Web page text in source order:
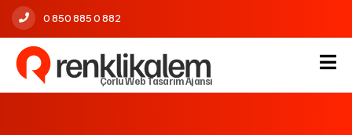
0 850 885 0 882
Çorlu Web Tasarım Ajansı